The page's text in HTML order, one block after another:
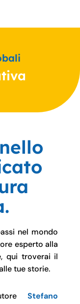
nel mondo
esperto alla
qui troverai il
tue storie.
Stefano